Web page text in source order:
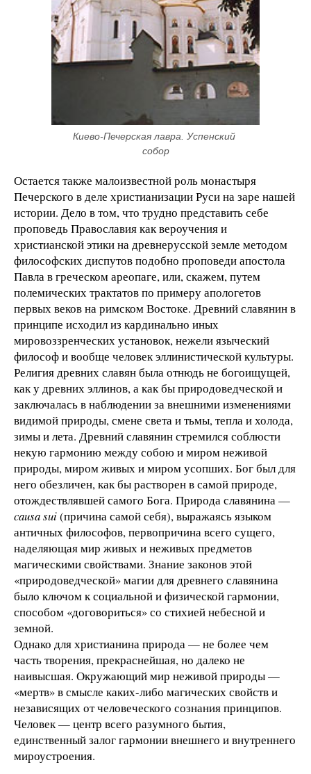
Киево-Печерская лавра. Успенский
собор
Остается также малоизвестной роль монастыря
Печерского в деле христианизации Руси на заре нашей
истории. Дело в том, что трудно представить себе
проповедь Православия как вероучения и
христианской этики на древнерусской земле методом
философских диспутов подобно проповеди апостола
Павла в греческом ареопаге, или, скажем, путем
полемических трактатов по примеру апологетов
первых веков на римском Востоке. Древний славянин в
принципе исходил из кардинально иных
мировоззренческих уста­новок, нежели языческий
философ и вообще человек эллинистической культуры.
Религия древних славян была отнюдь не богоищущей,
как у древних эллинов, а как бы природоведческой и
заключалась в наблюдении за внешними изменениями
видимой природы, смене света и тьмы, тепла и холода,
зимы и лета. Древний славянин стремился соблюсти
некую гармонию между собою и миром неживой
природы, миром живых и ми­ром усопших. Бог был для
него обезличен, как бы рас­творен в самой природе,
отождествлявшей самого Бога. Природа славянина —
causa sui(причина самой себя), выражаясь языком
античных философов, пер­во­причина всего сущего,
наделяющая мир живых и неживых предметов
магическими свойствами. Знание законов этой
«природоведческой» магии для древнего славянина
было ключом к социальной и физической гармонии,
способом «договориться» со стихией небесной и
земной.
Однако для христианина природа — не более чем
часть творения, прекраснейшая, но далеко не
наивысшая. Окружающий мир неживой природы —
«мертв» в смыс­ле каких-либо магических свойств и
независящих от человеческого сознания принципов.
Человек — центр всего разумного бытия,
единственный залог гар­мо­­нии внешнего и внутреннего
мироустроения.